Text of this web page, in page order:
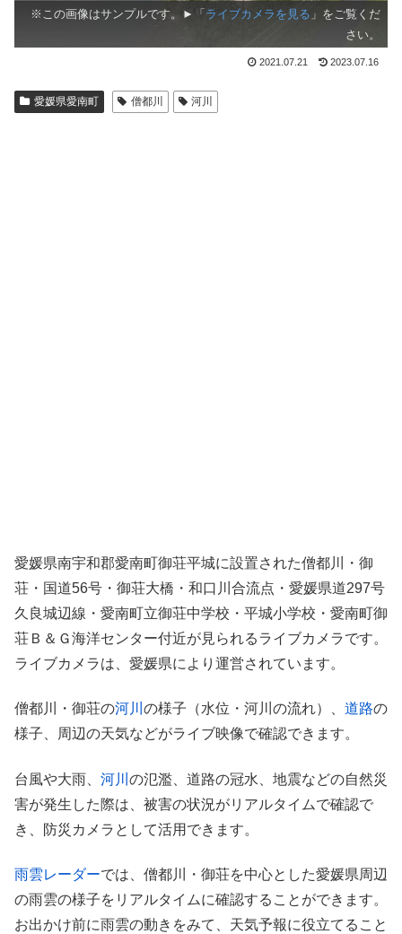
※この画像はサンプルです。►「 ライブカメラを見る 」をご覧くだ
さい。
2021.07.21 2023.07.16
愛媛県愛南町 僧都川 河川
愛媛県南宇和郡愛南町御荘平城に設置された僧都川・御
荘・国道56号・御荘大橋・和口川合流点・愛媛県道297号
久良城辺線・愛南町立御荘中学校・平城小学校・愛南町御
荘Ｂ＆Ｇ海洋センター付近が見られるライブカメラです。
ライブカメラは、愛媛県により運営されています。
僧都川・御荘の河川 の様子（水位・河川の流れ）、 道路の
様子、周辺の天気などがライブ映像で確認できます。
台風や大雨、 河川 の氾濫、道路の冠水、地震などの自然災
害が発生した際は、被害の状況がリアルタイムで確認で
き、防災カメラとして活用できます。
雨雲レーダーでは、僧都川・御荘を中心とした愛媛県周辺
の雨雲の様子をリアルタイムに確認することができます。
お出かけ前に雨雲の動きをみて、天気予報に役立てること